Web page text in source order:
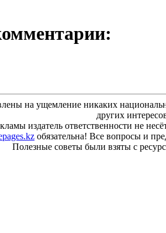
на ущемление никаких
других
издатель ответственности не
обязательна! Все вопросы и
Полезные советы были взяты с